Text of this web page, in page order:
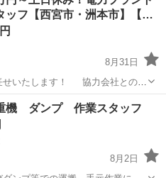
ッフ【西宮市・洲本市】【…
8月31日
せいたします！ 協力会社との作
プラントに備え付けられている機
ダンプ 作業スタッフ
8月2日